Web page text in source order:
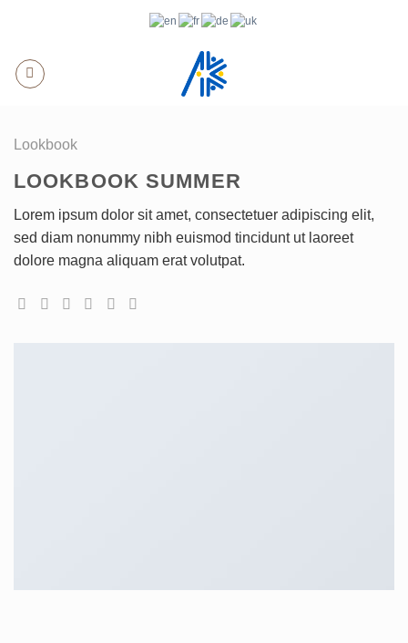
content
Lookbook
LOOKBOOK SUMMER
Lorem ipsum dolor sit amet, consectetuer adipiscing elit,
sed diam nonummy nibh euismod tincidunt ut laoreet
dolore magna aliquam erat volutpat.